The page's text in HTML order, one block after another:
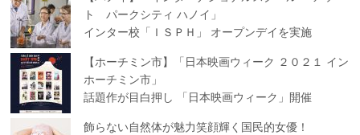
ト パークシティ ハノイ」
インター校「ＩＳＰＨ」 オープンデイを実施
【ホーチミン市】「日本映画ウィーク ２０２１ イン
ホーチミン市」
話題作が目白押し 「日本映画ウィーク」開催
飾らない自然体が魅力笑顔輝く国民的女優！